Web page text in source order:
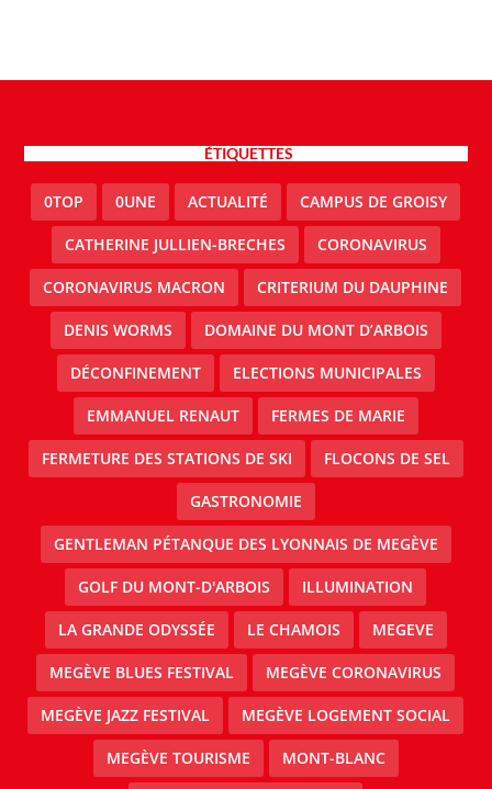
ÉTIQUETTES
0TOP 0UNE ACTUALITÉ CAMPUS DE GROISY
CATHERINE JULLIEN-BRECHES CORONAVIRUS
CORONAVIRUS MACRON CRITERIUM DU DAUPHINE
DENIS WORMS DOMAINE DU MONT D’ARBOIS
DÉCONFINEMENT ELECTIONS MUNICIPALES
EMMANUEL RENAUT FERMES DE MARIE
FERMETURE DES STATIONS DE SKI FLOCONS DE SEL
GASTRONOMIE
GENTLEMAN PÉTANQUE DES LYONNAIS DE MEGÈVE
GOLF DU MONT-D'ARBOIS ILLUMINATION
LA GRANDE ODYSSÉE LE CHAMOIS MEGEVE
MEGÈVE BLUES FESTIVAL MEGÈVE CORONAVIRUS
MEGÈVE JAZZ FESTIVAL MEGÈVE LOGEMENT SOCIAL
MEGÈVE TOURISME MONT-BLANC